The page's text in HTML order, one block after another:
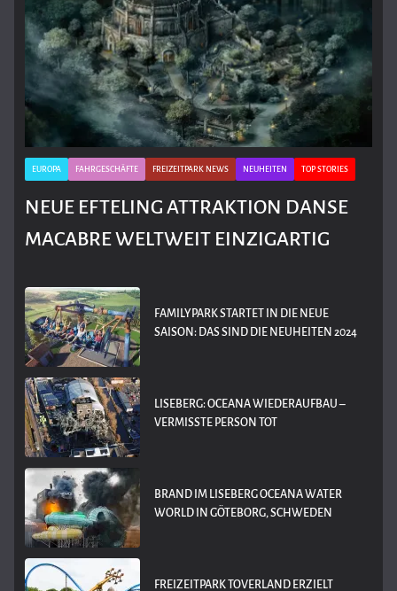
EUROPA FAHRGESCHÄFTE FREIZEITPARK NEWS NEUHEITEN TOP STORIES
NEUE EFTELING ATTRAKTION DANSE
MACABRE WELTWEIT EINZIGARTIG
FAMILYPARK STARTET IN DIE NEUE
SAISON: DAS SIND DIE NEUHEITEN 2024
LISEBERG: OCEANA WIEDERAUFBAU –
VERMISSTE PERSON TOT
BRAND IM LISEBERG OCEANA WATER
WORLD IN GÖTEBORG, SCHWEDEN
FREIZEITPARK TOVERLAND ERZIELT